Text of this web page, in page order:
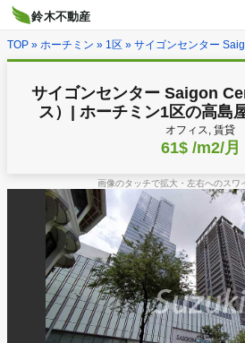
TOP » ホーチミン » 1区 » サイゴンセンター Saigon Center（賃貸
サイゴンセンター Saigon
ス）| ホーチミン1区の高島
オフィス, 賃貸
61$ /m2/月
画像のタッチで拡大・左右へのスワ
鈴木不動産